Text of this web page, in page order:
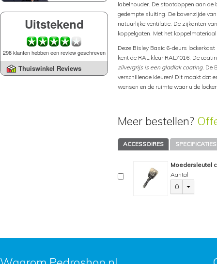
Uitstekend
298 klanten hebben een review geschreven
Thuiswinkel Reviews
labelhouder. De stootdoppen aan de
gedempte sluiting. De bovenzijde
natuurlijke ventilatie. De zijkanten
koppelgaten. Met het
Deze Bisley Basic 6-deurs
kent de RAL kleur RAL7016. De
zilvergrijs is een gladlak coating. De
verschillende kleuren! Dit maakt dat
wensen en de ruimte waar u de
Meer bestellen?
ACCESSOIRES SPECIFICATIES
Moedersleutel
Aantal
0